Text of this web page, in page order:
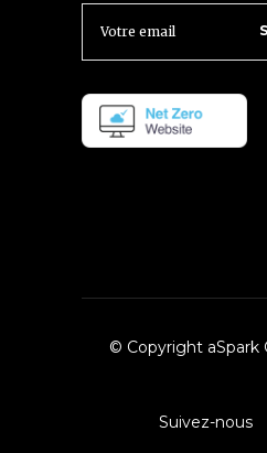
© Copyright aSpark
Suivez-nous